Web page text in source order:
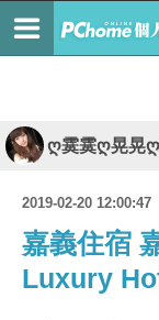
ღ霙霙ღ晃晃ღ
2019-02-20 12:00:47
嘉義住宿
Luxury